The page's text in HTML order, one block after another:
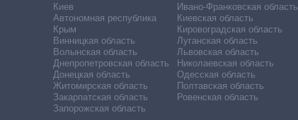
Киев
Автономная республика
Крым
Винницкая область
Волынская область
Днепропетровская область
Донецкая область
Житомирская область
Закарпатская область
Запорожская область
Ивано-Франковская область
Киевская область
Кировоградская область
Луганская область
Львовская область
Николаевская область
Одесская область
Полтавская область
Ровенская область